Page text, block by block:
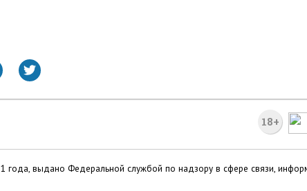
18+
года, выдано Федеральной службой по надзору в сфере связи,